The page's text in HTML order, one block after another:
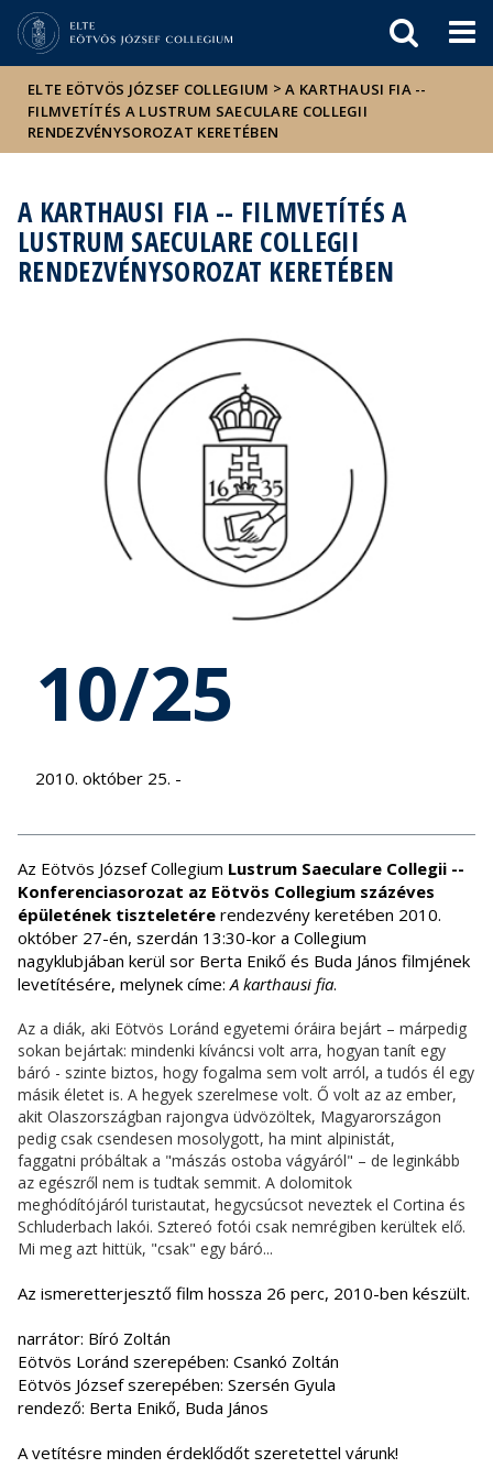
sajtóban
ELTE EÖTVÖS JÓZSEF COLLEGIUM >A KARTHAUSI FIA --
FILMVETÍTÉS A LUSTRUM SAECULARE COLLEGII
RENDEZVÉNYSOROZAT KERETÉBEN
A KARTHAUSI FIA -- FILMVETÍTÉS A
LUSTRUM SAECULARE COLLEGII
RENDEZVÉNYSOROZAT KERETÉBEN
10/25
2010. október 25. -
Az Eötvös József Collegium Lustrum Saeculare Collegii --
Konferenciasorozat az Eötvös Collegium százéves
épületének tiszteletére rendezvény keretében 2010.
október 27-én, szerdán 13:30-kor a Collegium
nagyklubjában kerül sor Berta Enikő és Buda János filmjének
levetítésére, melynek címe: A karthausi fia.
Az a diák, aki Eötvös Loránd egyetemi óráira bejárt – márpedig
sokan bejártak: mindenki kíváncsi volt arra, hogyan tanít egy
báró - szinte biztos, hogy fogalma sem volt arról, a tudós él egy
másik életet is. A hegyek szerelmese volt. Ő volt az az ember,
akit Olaszországban rajongva üdvözöltek, Magyarországon
pedig csak csendesen mosolygott, ha mint alpinistát,
faggatni próbáltak a "mászás ostoba vágyáról" – de leginkább
az egészről nem is tudtak semmit. A dolomitok
meghódítójáról turistautat, hegycsúcsot neveztek el Cortina és
Schluderbach lakói. Sztereó fotói csak nemrégiben kerültek elő.
Mi meg azt hittük, "csak" egy báró...
Az ismeretterjesztő film hossza 26 perc, 2010-ben készült.
narrátor: Bíró Zoltán
Eötvös Loránd szerepében: Csankó Zoltán
Eötvös József szerepében: Szersén Gyula
rendező: Berta Enikő, Buda János
A vetítésre minden érdeklődőt szeretettel várunk!